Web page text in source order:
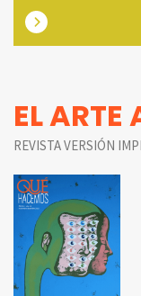
EL ARTE
REVISTA VERSIÓN